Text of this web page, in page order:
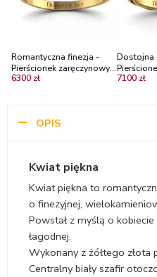
Romantyczna finezja -
Pierścionek zaręczynowy z
żółtego złota z białym
6300 zł
Dostojna
żółtego
7100 zł
OPIS
Kwiat piękna
Kwiat piękna to
o finezyjnej,
Powstał z myślą o
łagodnej.
Wykonany z żółtego złota
Centralny biały szafir